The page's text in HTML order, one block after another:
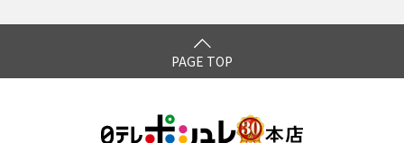
*3：2016年5月～2026年3月(メーカー調べ)
*4：化粧膜による物理的効果
[配合成分]加水分解コラーゲン、サクシノイルアテロコラー
PAGE TOP